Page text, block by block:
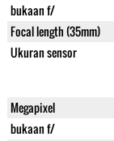
bukaan f/
Focal length (35mm)
Ukuran sensor
Megapixel
bukaan f/